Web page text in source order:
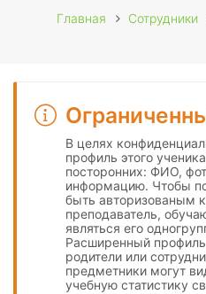
Главная Сотрудники
В целях
профиль этого
посторонних: ФИО,
информацию. Чтобы
быть авторизованым
преподаватель,
являться его
Расширенный
родители или
предметники могут
учебную статистику